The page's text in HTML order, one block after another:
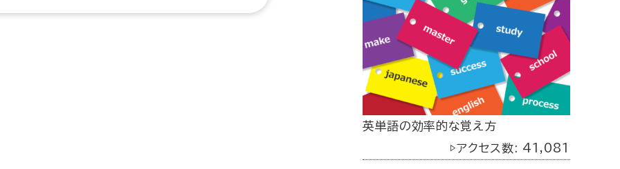
英単語の効率的な覚え方
▷アクセス数: 41,081